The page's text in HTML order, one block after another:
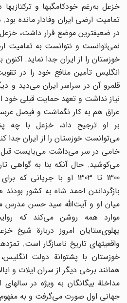
خزعل به‌رغم خودکامگیها و ترکتازیها
تمامیت ارضی ایران وفادار مانده بود.
در ضعیفترین موضع قرار داشت،
نمی‌توانست و نتوانست به تمامیت
خوزستان را از ایران جدا نماید. اکنون
انگلیس تأمین منافع خود را در
قلمرو آن در سراسر ایران می‌دید و
نیاز نداشت و تعهد حمایت قبلی خود از
عراق هم به کار نگماشت و فیصل
بر او ترجیح داد، خزعل با چه
می‌توانست خوزستان را از ایران جدا
می‌کوشید. حال آنکه بنا به گواهی
1300 تا 1303 او با جریانی
بازگرداندن احمد شاه به کشور بودند
میان او و آیت‌الله سید حسن مدرس
موارد همه روشن می‌کند که روایت
پهلوی‌ستایان امروز دربارة شیخ
واقعیتهای تاریخ ناسازگار است.
خوزستان با پشتوانة دولت انگلیس،
همانند برخی دیگر از سران ایلات و
مداخلة بیگانگان به ویژه در
جهانی اول صورت می‌گرفت و به مفهوم